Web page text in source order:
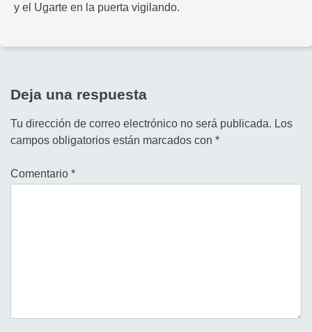
y el Ugarte en la puerta vigilando.
Deja una respuesta
Tu dirección de correo electrónico no será publicada. Los
campos obligatorios están marcados con *
Comentario *